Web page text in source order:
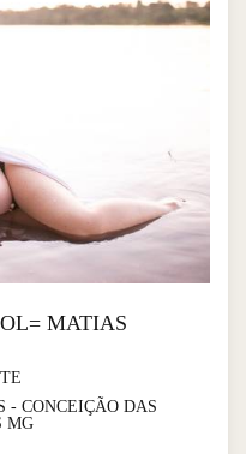
MATIAS
- CONCEIÇÃO DAS
MG